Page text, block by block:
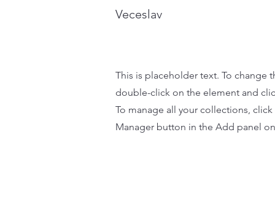
Veceslav
This is placeholder text. To change
double-click on the element and
To manage all your collections,
Manager button in the Add panel